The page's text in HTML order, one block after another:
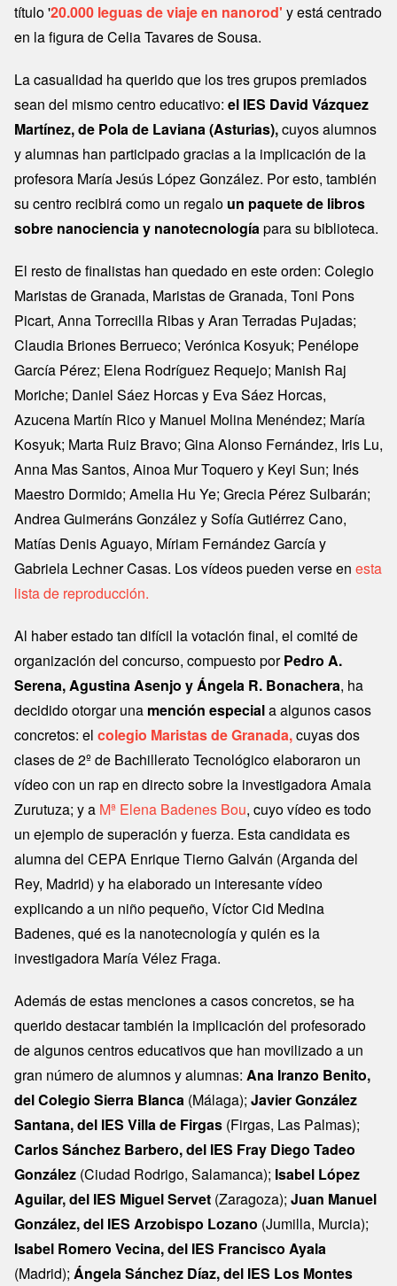
título '20.000 leguas de viaje en nanorod' y está centrado
en la figura de Celia Tavares de Sousa.
La casualidad ha querido que los tres grupos premiados
sean del mismo centro educativo: el IES David Vázquez
Martínez, de Pola de Laviana (Asturias),cuyos alumnos
y alumnas han participado gracias a la implicación de la
profesora María Jesús López González. Por esto, también
su centro recibirá como un regalo un paquete de libros
sobre nanociencia y nanotecnologíapara su biblioteca.
El resto de finalistas han quedado en este orden: Colegio
Maristas de Granada, Maristas de Granada, Toni Pons
Picart, Anna Torrecilla Ribas y Aran Terradas Pujadas;
Claudia Briones Berrueco; Verónica Kosyuk; Penélope
García Pérez; Elena Rodríguez Requejo; Manish Raj
Moriche; Daniel Sáez Horcas y Eva Sáez Horcas,
Azucena Martín Rico y Manuel Molina Menéndez; María
Kosyuk; Marta Ruiz Bravo; Gina Alonso Fernández, Iris Lu,
Anna Mas Santos, Ainoa Mur Toquero y Keyi Sun; Inés
Maestro Dormido; Amelia Hu Ye; Grecia Pérez Sulbarán;
Andrea Guimeráns González y Sofía Gutiérrez Cano,
Matías Denis Aguayo, Míriam Fernández García y
Gabriela Lechner Casas. Los vídeos pueden verse en esta
lista de reproducción.
Al haber estado tan difícil la votación final, el comité de
organización del concurso, compuesto porPedro A.
Serena, Agustina Asenjo y Ángela R. Bonachera, ha
decidido otorgar una mención especiala algunos casos
concretos: el colegio Maristas de Granada,cuyas dos
clases de 2º de Bachillerato Tecnológico elaboraron un
vídeo con un rap en directo sobre la investigadora Amaia
Zurutuza; y a Mª Elena Badenes Bou, cuyo vídeo es todo
un ejemplo de superación y fuerza. Esta candidata es
alumna del CEPA Enrique Tierno Galván (Arganda del
Rey, Madrid) y ha elaborado un interesante vídeo
explicando a un niño pequeño, Víctor Cid Medina
Badenes, qué es la nanotecnología y quién es la
investigadora María Vélez Fraga.
Además de estas menciones a casos concretos, se ha
querido destacar también la implicación del profesorado
de algunos centros educativos que han movilizado a un
gran número de alumnos y alumnas: Ana Iranzo Benito,
del Colegio Sierra Blanca (Málaga); Javier González
Santana, del IES Villa de Firgas (Firgas, Las Palmas);
Carlos Sánchez Barbero, del IES Fray Diego Tadeo
González (Ciudad Rodrigo, Salamanca); Isabel López
Aguilar, del IES Miguel Servet (Zaragoza); Juan Manuel
González, del IES Arzobispo Lozano (Jumilla, Murcia);
Isabel Romero Vecina, del IES Francisco Ayala
(Madrid); Ángela Sánchez Díaz, del IES Los Montes